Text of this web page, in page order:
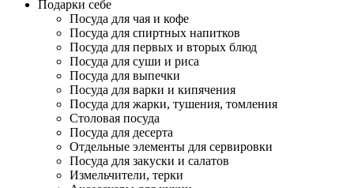
Подарки себе
Посуда для чая и кофе
Посуда для спиртных напитков
Посуда для первых и вторых блюд
Посуда для суши и риса
Посуда для выпечки
Посуда для варки и кипячения
Посуда для жарки, тушения, томления
Столовая посуда
Посуда для десерта
Отдельные элементы для сервировки
Посуда для закуски и салатов
Измельчители, терки